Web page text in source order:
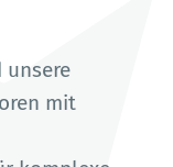
unsere
mit